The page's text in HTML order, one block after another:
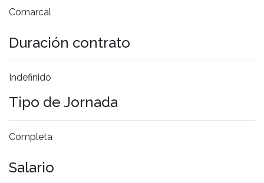
Comarcal
Duración contrato
Indefinido
Tipo de Jornada
Completa
Salario